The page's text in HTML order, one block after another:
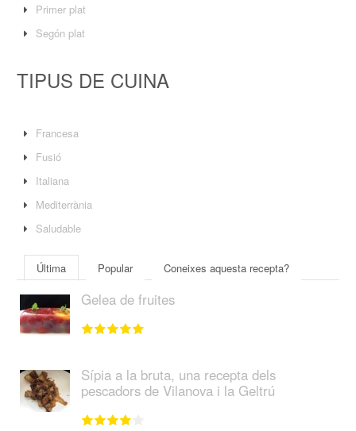
Primer plat
Segón plat
TIPUS DE CUINA
Francesa
Fusió
Italiana
Mediterrània
Saludable
Última Popular Coneixes aquesta recepta?
Gelea de fruites
Sípia a la bruta, una recepta dels
pescadors de Vilanova i la Geltrú